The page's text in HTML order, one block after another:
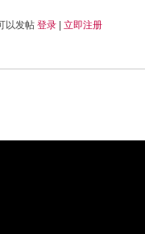
以发帖登录 |立即注册